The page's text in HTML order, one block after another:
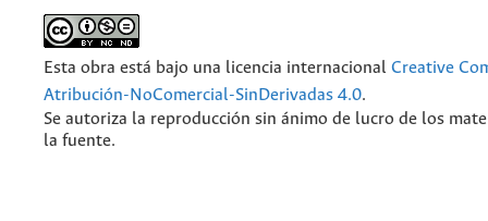
Esta obra está bajo una licencia internacional Creative
Atribución-NoComercial-SinDerivadas 4.0.
Se autoriza la reproducción sin ánimo de lucro de los
la fuente.